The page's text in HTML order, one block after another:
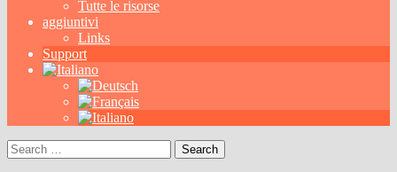
Tutte le risorse
aggiuntivi
Links
Support
Search
for: